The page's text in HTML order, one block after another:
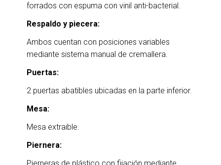
forrados con espuma con vinil anti-bacterial.
Respaldo y piecera:
Ambos cuentan con posiciones variables
mediante sistema manual de cremallera.
Puertas:
2 puertas abatibles ubicadas en la parte inferior.
Mesa:
Mesa extraible.
Piernera: